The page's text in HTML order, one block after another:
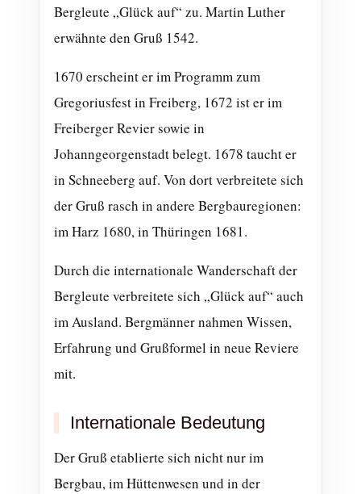
Bergleute „Glück auf“ zu. Martin Luther
erwähnte den Gruß 1542.
1670 erscheint er im Programm zum
Gregoriusfest in Freiberg, 1672 ist er im
Freiberger Revier sowie in
Johanngeorgenstadt belegt. 1678 taucht er
in Schneeberg auf. Von dort verbreitete sich
der Gruß rasch in andere Bergbauregionen:
im Harz 1680, in Thüringen 1681.
Durch die internationale Wanderschaft der
Bergleute verbreitete sich „Glück auf“ auch
im Ausland. Bergmänner nahmen Wissen,
Erfahrung und Grußformel in neue Reviere
mit.
Internationale Bedeutung
Der Gruß etablierte sich nicht nur im
Bergbau, im Hüttenwesen und in der